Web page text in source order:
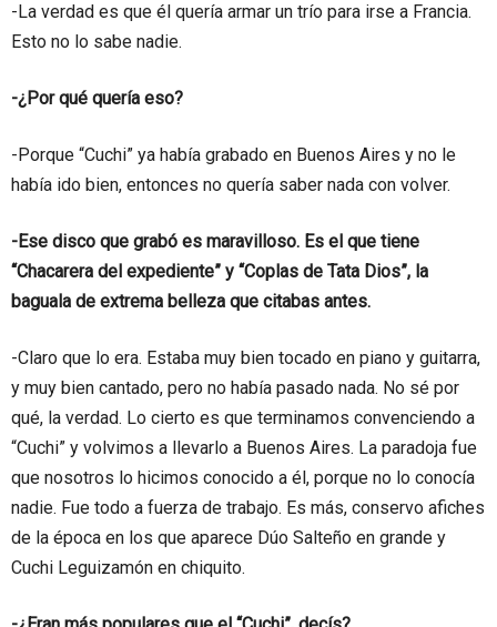
-La verdad es que él quería armar un trío para irse a Francia.
Esto no lo sabe nadie.
-¿Por qué quería eso?
-Porque “Cuchi” ya había grabado en Buenos Aires y no le
había ido bien, entonces no quería saber nada con volver.
-Ese disco que grabó es maravilloso. Es el que tiene
“Chacarera del expediente” y “Coplas de Tata Dios”, la
baguala de extrema belleza que citabas antes.
-Claro que lo era. Estaba muy bien tocado en piano y guitarra,
y muy bien cantado, pero no había pasado nada. No sé por
qué, la verdad. Lo cierto es que terminamos convenciendo a
“Cuchi” y volvimos a llevarlo a Buenos Aires. La paradoja fue
que nosotros lo hicimos conocido a él, porque no lo conocía
nadie. Fue todo a fuerza de trabajo. Es más, conservo afiches
de la época en los que aparece Dúo Salteño en grande y
Cuchi Leguizamón en chiquito.